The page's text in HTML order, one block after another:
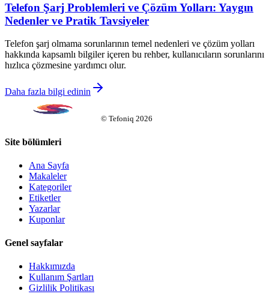
Telefon Şarj Problemleri ve Çözüm Yolları: Yaygın
Nedenler ve Pratik Tavsiyeler
Telefon şarj olmama sorunlarının temel nedenleri ve çözüm yolları
hakkında kapsamlı bilgiler içeren bu rehber, kullanıcıların sorunlarını
hızlıca çözmesine yardımcı olur.
Daha fazla bilgi edinin
© Tefoniq 2026
Site bölümleri
Ana Sayfa
Makaleler
Kategoriler
Etiketler
Yazarlar
Kuponlar
Genel sayfalar
Hakkımızda
Kullanım Şartları
Gizlilik Politikası